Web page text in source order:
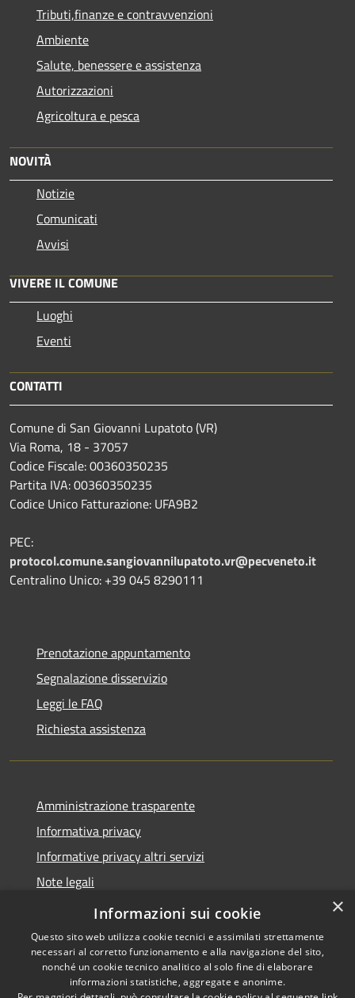
Tributi,finanze e contravvenzioni
Ambiente
Salute, benessere e assistenza
Autorizzazioni
Agricoltura e pesca
NOVITÀ
Notizie
Comunicati
Avvisi
VIVERE IL COMUNE
Luoghi
Eventi
CONTATTI
Comune di San Giovanni Lupatoto (VR)
Via Roma, 18 - 37057
Codice Fiscale: 00360350235
Partita IVA: 00360350235
Codice Unico Fatturazione: UFA9B2
PEC:
protocol.comune.sangiovannilupatoto.vr@pecveneto.it
Centralino Unico: +39 045 8290111
Prenotazione appuntamento
Segnalazione disservizio
Leggi le FAQ
Richiesta assistenza
Amministrazione trasparente
Informativa privacy
Informative privacy altri servizi
Note legali
Dichiarazione di accessibilità
Copyright © 2026 • Comune di
×
Informazioni sui cookie
Questo sito web utilizza cookie tecnici e assimilati strettamente
necessari al corretto funzionamento e alla navigazione del sito,
nonché un cookie tecnico analitico al solo fine di elaborare
informazioni statistiche, aggregate e anonime.